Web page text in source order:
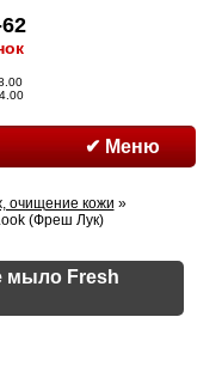
✔ Меню
очищение кожи »
(Фреш Лук)
мыло Fresh